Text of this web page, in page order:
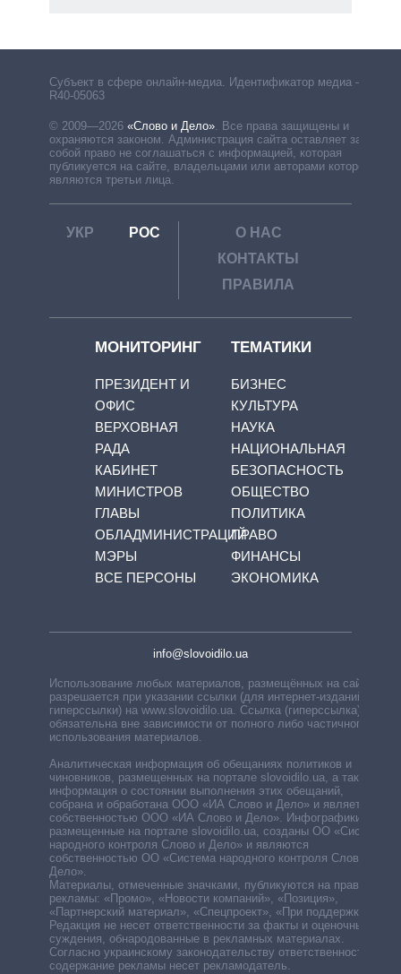
Субъект в сфере онлайн-медиа. Идентификатор медиа –
R40-05063
© 2009—2026 «Слово и Дело». Все права защищены и
охраняются законом. Администрация сайта оставляет за
собой право не соглашаться с информацией, которая
публикуется на сайте, владельцами или авторами которой
являются третьи лица.
УКР РОС
О НАС
КОНТАКТЫ
ПРАВИЛА
МОНИТОРИНГ
ПРЕЗИДЕНТ И
ОФИС
ВЕРХОВНАЯ
РАДА
КАБИНЕТ
МИНИСТРОВ
ГЛАВЫ
ОБЛАДМИНИСТРАЦИЙ
МЭРЫ
ВСЕ ПЕРСОНЫ
ТЕМАТИКИ
БИЗНЕС
КУЛЬТУРА
НАУКА
НАЦИОНАЛЬНАЯ
БЕЗОПАСНОСТЬ
ОБЩЕСТВО
ПОЛИТИКА
ПРАВО
ФИНАНСЫ
ЭКОНОМИКА
info@slovoidilo.ua
Использование любых материалов, размещённых на сайте,
разрешается при указании ссылки (для интернет-изданий —
гиперссылки) на www.slovoidilo.ua. Ссылка (гиперссылка)
обязательна вне зависимости от полного либо частичного
использования материалов.
Аналитическая информация об обещаниях политиков и
чиновников, размещенных на портале slovoidilo.ua, а также
информация о состоянии выполнения этих обещаний,
собрана и обработана ООО «ИА Слово и Дело» и является
собственностью ООО «ИА Слово и Дело». Инфографики,
размещенные на портале slovoidilo.ua, созданы ОО «Система
народного контроля Слово и Дело» и являются
собственностью ОО «Система народного контроля Слово и
Дело».
Материалы, отмеченные значками, публикуются на правах
рекламы: «Промо», «Новости компаний», «Позиция»,
«Партнерский материал», «Спецпроект», «При поддержке».
Редакция не несет ответственности за факты и оценочные
суждения, обнародованные в рекламных материалах.
Согласно украинскому законодательству ответственность за
содержание рекламы несет рекламодатель.